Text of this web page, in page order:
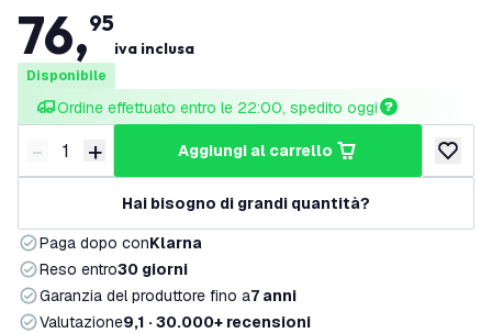
76,95
iva inclusa
Disponibile
Ordine effettuato entro le 22:00, spedito oggi
Riduci quantità
- Aumenta quantità
+ aggiungi al carrello
Hai bisogno di grandi quantità?
Paga dopo conKlarna
Reso entro30 giorni
Garanzia del produttore fino a7 anni
Valutazione9,1 · 30.000+ recensioni